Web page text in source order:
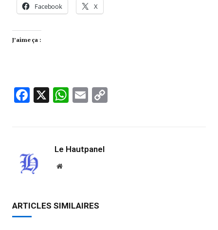
Facebook X
J’aime ça :
Facebook
X WhatsApp
Email
Le Hautpanel
Website
ARTICLES SIMILAIRES